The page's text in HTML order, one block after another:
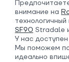
внимание на
SF90 Stradale
У нас
Мы поможем
идеально